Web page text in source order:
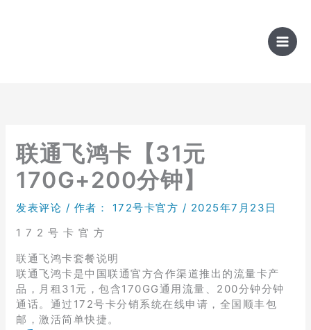
联通飞鸿卡【31元
170G+200分钟】
发表评论 / 作者： 172号卡官方 / 2025年7月23日
1 7 2 号 卡 官 方
联通飞鸿卡套餐说明
联通飞鸿卡是中国联通官方合作渠道推出的流量卡产
品，月租31元，包含170GG通用流量、200分钟分钟
通话。通过172号卡分销系统在线申请，全国顺丰包
邮，激活简单快捷。